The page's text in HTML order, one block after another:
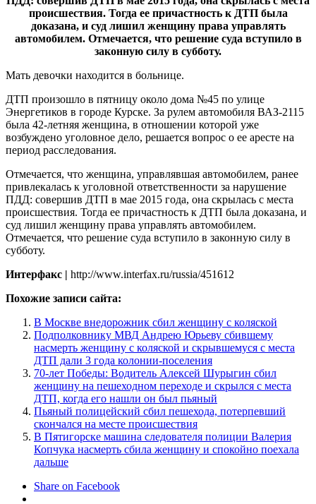
происшествия. Тогда ее причастность к ДТП была
доказана, и суд лишил женщину права управлять
автомобилем. Отмечается, что решение суда вступило в
законную силу в субботу.
Мать девочки находится в больнице.
ДТП произошло в пятницу около дома №45 по улице
Энергетиков в городе Курске. За рулем автомобиля ВАЗ-2115
была 42-летняя женщина, в отношении которой уже
возбуждено уголовное дело, решается вопрос о ее аресте на
период расследования.
Отмечается, что женщина, управлявшая автомобилем, ранее
привлекалась к уголовной ответственности за нарушение
ПДД: совершив ДТП в мае 2015 года, она скрылась с места
происшествия. Тогда ее причастность к ДТП была доказана, и
суд лишил женщину права управлять автомобилем.
Отмечается, что решение суда вступило в законную силу в
субботу.
Интерфакс | http://www.interfax.ru/russia/451612
Похожие записи сайта:
В Москве внедорожник сбил женщину с коляской
Подполковнику МВД Андрею Юрьеву сбившему
насмерть женщину с коляской и скрывшемуся с места
ДТП дали 3 года колонии-поселения
70-лет Победы: Водитель Алексей Шурыгин сбил
женщину на пешеходном переходе и скрылся с места
ДТП, когда его нашли он был пьяный
Пьяный полицейский сбил пешехода, потерпевший
скончался на месте происшествия
В Пятигорске машина следователя полиции Валерия
Копчука насмерть сбила женщину и спокойно поехала
дальше
Share on Facebook